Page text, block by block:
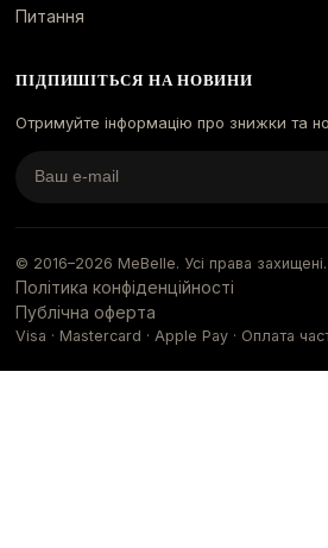
Питання
ПІДПИШІТЬСЯ НА НОВИНИ
Отримуйте інформацію про знижки та
© 2016–2026 MeBelle. Усі права захищені.
Політика конфіденційності
Публічна оферта
Visa · Mastercard · Apple Pay · Оплата